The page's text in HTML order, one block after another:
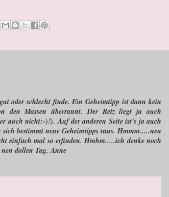
oder schlecht finde. Ein Geheimtipp ist dann kein
den Massen überrannt. Der Reiz liegt ja auch
auch nicht:-)!). Auf der anderen Seite ist's ja auch
bestimmt neue Geheimtipps raus. Hmmm.....nen
einfach mal so erfinden. Hmhm.....ich denke noch
dollen Tag. Anne